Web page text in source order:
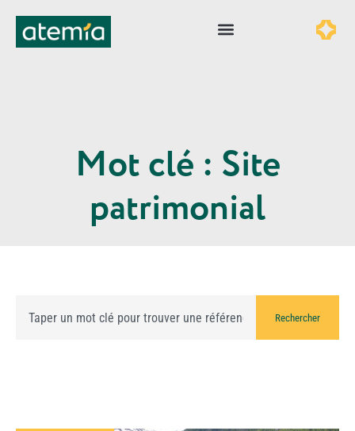
Mot clé : Site
patrimonial
Rechercher